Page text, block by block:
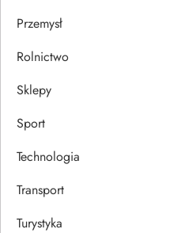
Przemysł
Rolnictwo
Sklepy
Sport
Technologia
Transport
Turystyka